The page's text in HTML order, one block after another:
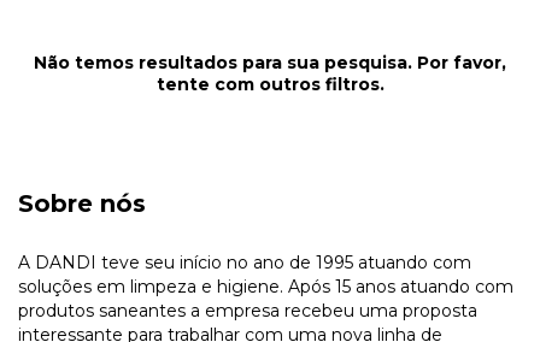
Não temos resultados para sua pesquisa. Por favor,
tente com outros filtros.
Sobre nós
A DANDI teve seu início no ano de 1995 atuando com
soluções em limpeza e higiene. Após 15 anos atuando com
produtos saneantes a empresa recebeu uma proposta
interessante para trabalhar com uma nova linha de